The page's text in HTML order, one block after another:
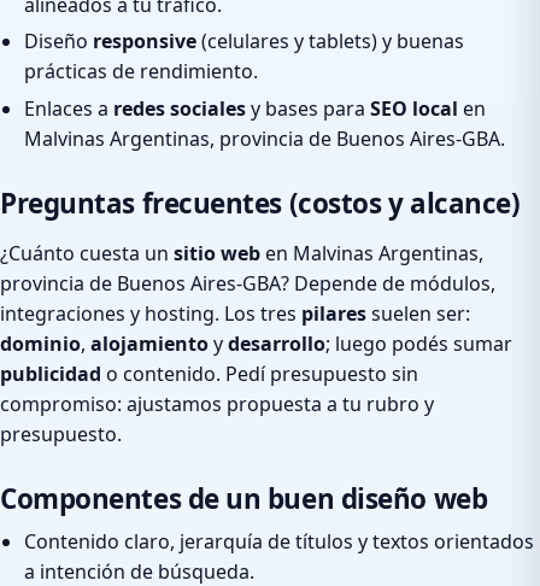
Diseño responsive(celulares y tablets) y buenas
prácticas de rendimiento.
Enlaces a redes socialesy bases para SEO local en
Malvinas Argentinas, provincia de Buenos Aires-GBA.
Preguntas frecuentes (costos y alcance)
¿Cuánto cuesta un sitio weben Malvinas Argentinas,
provincia de Buenos Aires-GBA? Depende de módulos,
integraciones y hosting. Los tres pilaressuelen ser:
dominio, alojamientoydesarrollo; luego podés sumar
publicidad o contenido. Pedí presupuesto sin
compromiso: ajustamos propuesta a tu rubro y
presupuesto.
Componentes de un buen diseño web
Contenido claro, jerarquía de títulos y textos orientados
a intención de búsqueda.